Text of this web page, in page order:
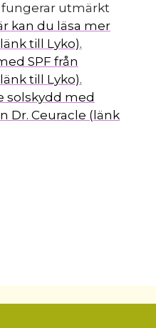
fungerar utmärkt
kan du läsa mer
till Lyko).
SPF från
till Lyko).
solskydd med
Dr. Ceuracle (länk